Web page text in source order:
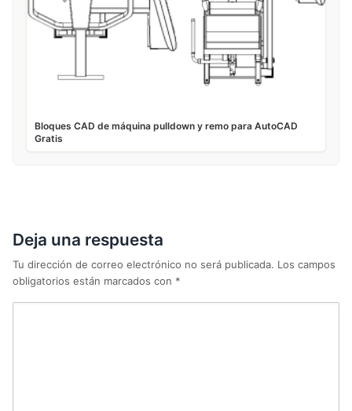
Bloques CAD de máquina pulldown y remo para AutoCAD
Gratis
Deja una respuesta
Tu dirección de correo electrónico no será publicada. Los campos
obligatorios están marcados con *